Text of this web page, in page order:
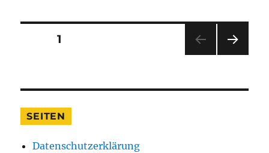
Seitennummerierung
Beiträge
SEITE1
E
SEITEN
Datenschutzerklärung